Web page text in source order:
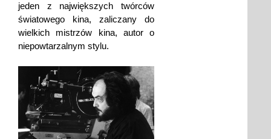
jeden z największych twórców
światowego kina, zaliczany do
wielkich mistrzów kina, autor o
niepowtarzalnym stylu.